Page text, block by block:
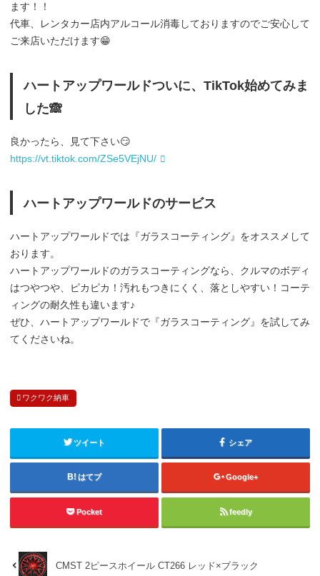
ます！！
代車、レンタカー店内アルコール消毒しておりますのでご安心して
ご来店いただけます😁
ハートアップワールドついに、TikTok始めてみま
した🙈
良かったら、見て下さい😏
https://vt.tiktok.com/ZSe5VEjNU/
ハートアップワールドのサービス
ハートアップワールドでは『ガラスコーティング』をオススメして
おります。
ハートアップワールドのガラスコーティングなら、クルマのボディ
はつやつや、ピカピカ！汚れもつきにくく、落としやすい！コーテ
ィングの耐久性も違います♪
ぜひ、ハートアップワールドで『ガラスコーティング』を試してみ
てくださいね。
ワクワク納車
ツイート シェア
はてブ Google+
Pocket feedly
CMST 2ピースホイール CT266 レッド×ブラック